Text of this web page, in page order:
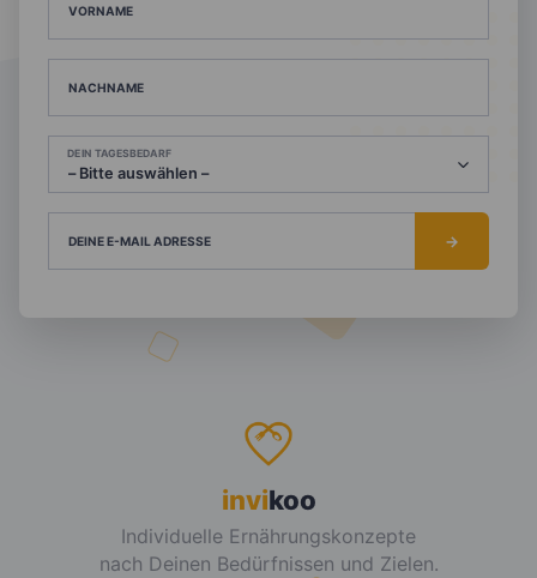
VORNAME
NACHNAME
DEIN TAGESBEDARF
DEINE E-MAIL ADRESSE
invikoo
Individuelle Ernährungskonzepte
nach Deinen Bedürfnissen und Zielen.